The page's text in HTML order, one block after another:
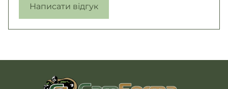
Написати відгук